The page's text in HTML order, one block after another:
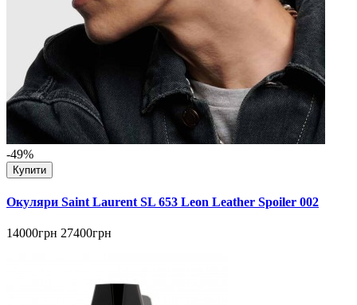
-49%
Купити
Окуляри Saint Laurent SL 653 Leon Leather Spoiler 002
14000грн 27400грн